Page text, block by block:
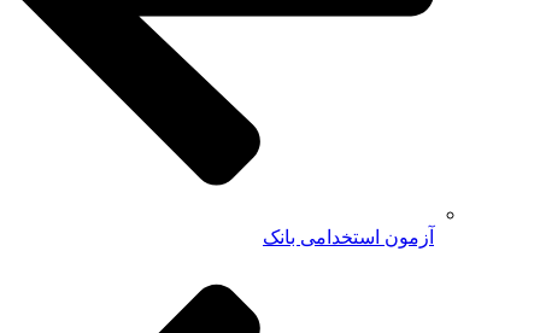
آزمون استخدامی بانک